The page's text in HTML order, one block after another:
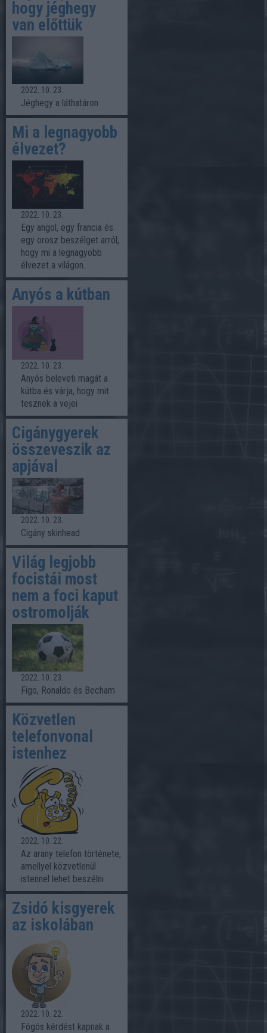
hogy jéghegy
van előttük
2022. 10. 23.
Jéghegy a láthatáron
Mi a legnagyobb
élvezet?
2022. 10. 23.
Egy angol, egy francia és
egy orosz beszélget arról,
hogy mi a legnagyobb
élvezet a világon.
Anyós a kútban
2022. 10. 23.
Anyós beleveti magát a
kútba és várja, hogy mit
tesznek a vejei
Cigánygyerek
összeveszik az
apjával
2022. 10. 23.
Cigány skinhead
Világ legjobb
focistái most
nem a foci kaput
ostromolják
2022. 10. 23.
Figo, Ronaldo és Becham
Közvetlen
telefonvonal
istenhez
2022. 10. 22.
Az arany telefon története,
amellyel közvetlenül
istennel lehet beszélni
Zsidó kisgyerek
az iskolában
2022. 10. 22.
Fógós kérdést kapnak a